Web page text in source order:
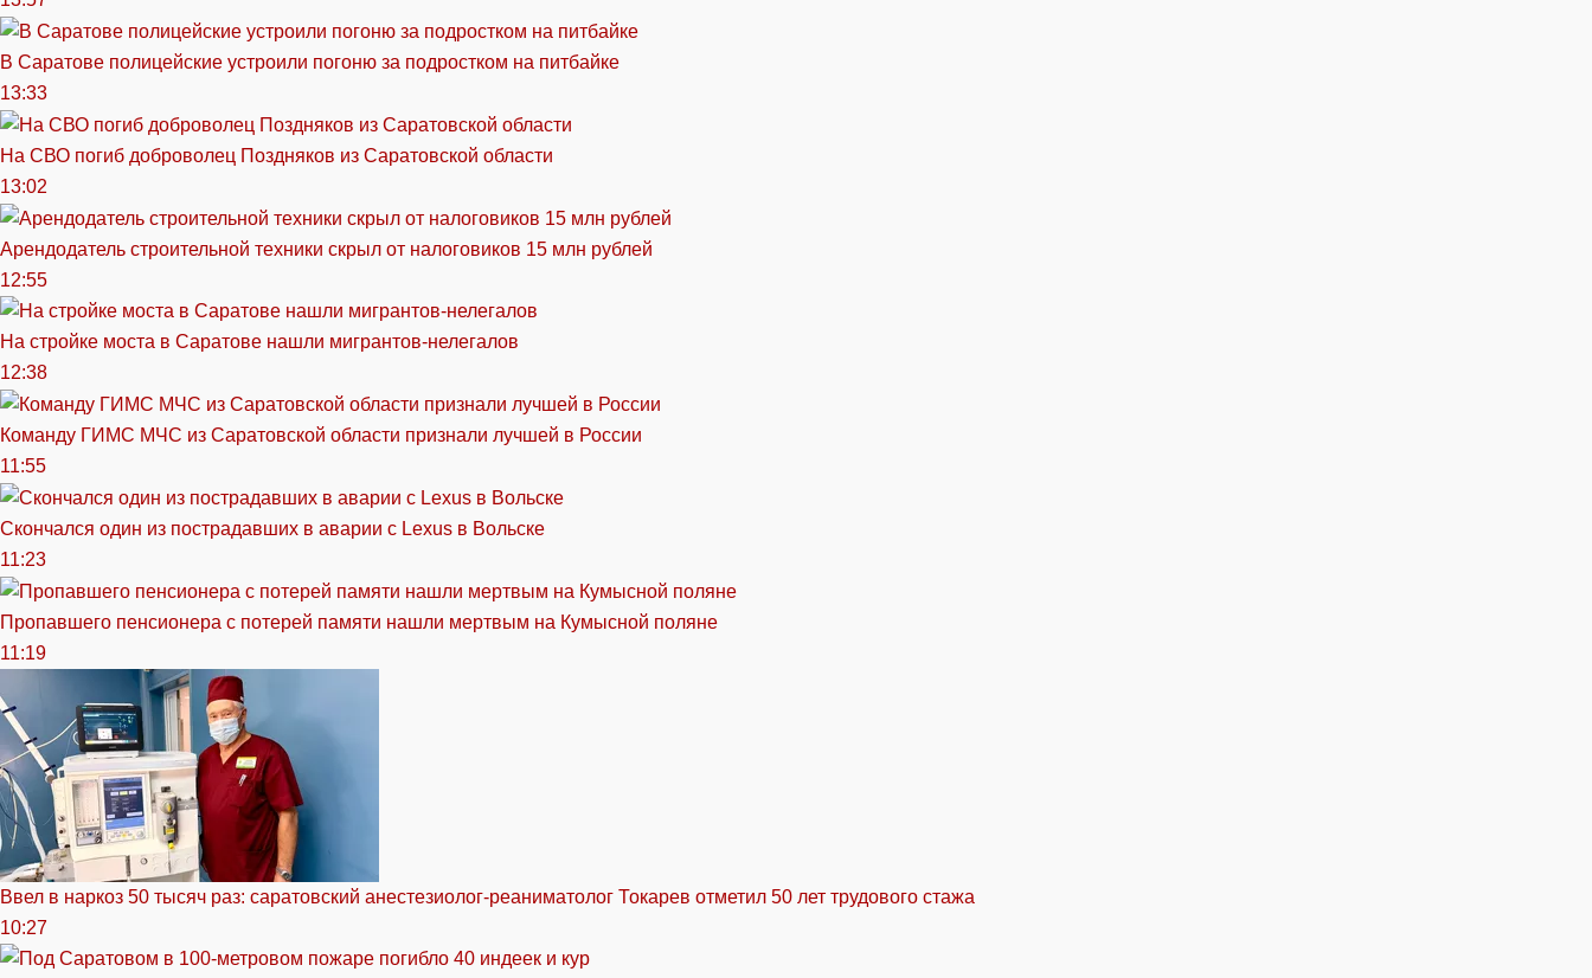
В Саратове полицейские устроили погоню за подростком на питбайке
13:33
На СВО погиб доброволец Поздняков из Саратовской области
13:02
Арендодатель строительной техники скрыл от налоговиков 15 млн рублей
12:55
На стройке моста в Саратове нашли мигрантов-нелегалов
12:38
Команду ГИМС МЧС из Саратовской области признали лучшей в России
11:55
Скончался один из пострадавших в аварии c Lexus в Вольске
11:23
Пропавшего пенсионера с потерей памяти нашли мертвым на Кумысной поляне
11:19
Ввел в наркоз 50 тысяч раз: саратовский анестезиолог-реаниматолог Токарев отметил 50 лет трудового стажа
10:27